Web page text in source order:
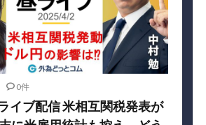
0件
イブ配信 米相互関税発表が